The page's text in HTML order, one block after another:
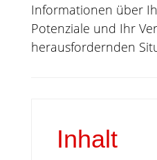
Informationen über
Potenziale und Ihr
herausfordernden
Inhalt